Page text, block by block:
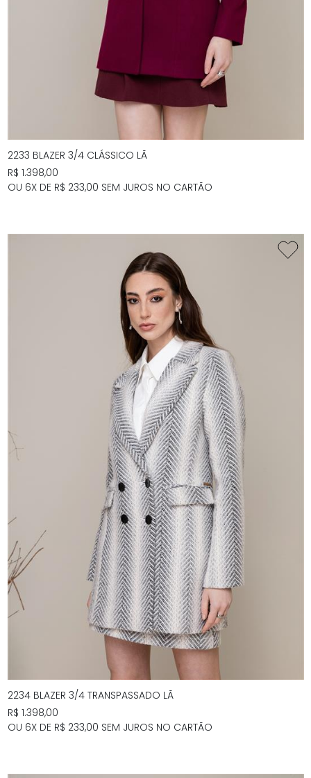
2233 BLAZER 3/4 CLÁSSICO LÃ
R$ 1.398,00
OU 6X DE R$ 233,00 SEM JUROS NO CARTÃO
2234 BLAZER 3/4 TRANSPASSADO LÃ
R$ 1.398,00
OU 6X DE R$ 233,00 SEM JUROS NO CARTÃO